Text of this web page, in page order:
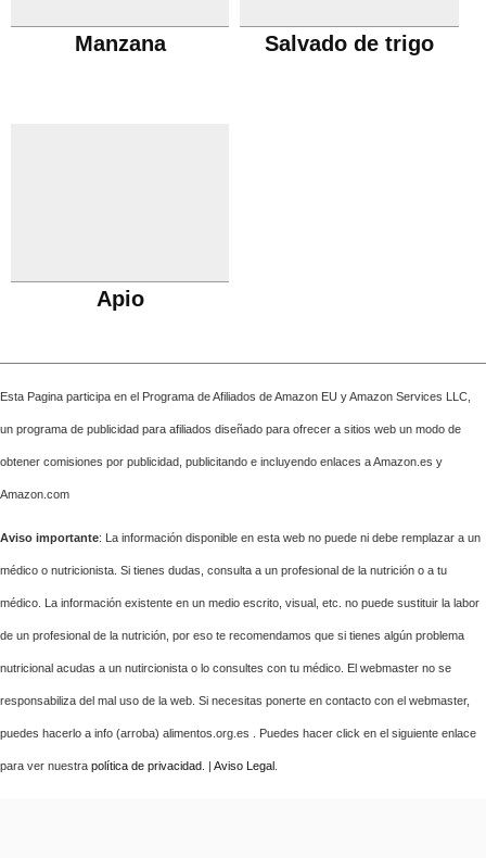
Manzana Salvado de trigo
Apio
Esta Pagina participa en el Programa de Afiliados de Amazon EU y Amazon Services LLC,
un programa de publicidad para afiliados diseñado para ofrecer a sitios web un modo de
obtener comisiones por publicidad, publicitando e incluyendo enlaces a Amazon.es y
Amazon.com
Aviso importante: La información disponible en esta web no puede ni debe remplazar a un
médico o nutricionista. Si tienes dudas, consulta a un profesional de la nutrición o a tu
médico. La información existente en un medio escrito, visual, etc. no puede sustituir la labor
de un profesional de la nutrición, por eso te recomendamos que si tienes algún problema
nutricional acudas a un nutircionista o lo consultes con tu médico. El webmaster no se
responsabiliza del mal uso de la web. Si necesitas ponerte en contacto con el webmaster,
puedes hacerlo a info (arroba) alimentos.org.es . Puedes hacer click en el siguiente enlace
para ver nuestra política de privacidad . | Aviso Legal